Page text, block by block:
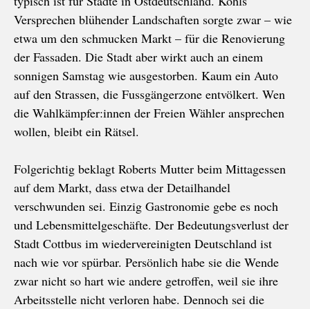
Versprechen blühender Landschaften sorgte zwar – wie
etwa um den schmucken Markt – für die Renovierung
der Fassaden. Die Stadt aber wirkt auch an einem
sonnigen Samstag wie ausgestorben. Kaum ein Auto
auf den Strassen, die Fussgängerzone entvölkert. Wen
die Wahlkämpfer:innen der Freien Wähler ansprechen
wollen, bleibt ein Rätsel.
Folgerichtig beklagt Roberts Mutter beim Mittagessen
auf dem Markt, dass etwa der Detailhandel
verschwunden sei. Einzig Gastronomie gebe es noch
und Lebensmittelgeschäfte. Der Bedeutungsverlust der
Stadt Cottbus im wiedervereinigten Deutschland ist
nach wie vor spürbar. Persönlich habe sie die Wende
zwar nicht so hart wie andere getroffen, weil sie ihre
Arbeitsstelle nicht verloren habe. Dennoch sei die